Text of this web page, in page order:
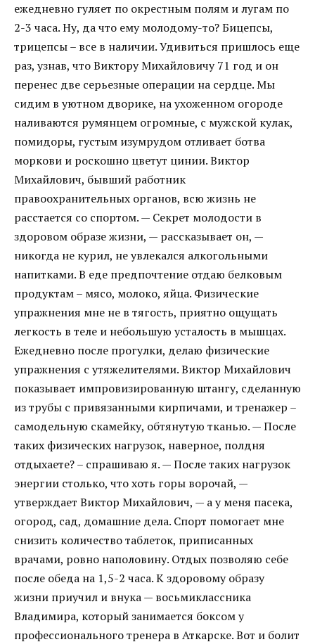
ежедневно гуляет по окрестным полям и лугам по
2-3 часа. Ну, да что ему молодому-то? Бицепсы,
трицепсы – все в наличии. Удивиться пришлось еще
раз, узнав, что Виктору Михайловичу 71 год и он
перенес две серьезные операции на сердце. Мы
сидим в уютном дворике, на ухоженном огороде
наливаются румянцем огромные, с мужской кулак,
помидоры, густым изумрудом отливает ботва
моркови и роскошно цветут цинии. Виктор
Михайлович, бывший работник
правоохранительных органов, всю жизнь не
расстается со спортом. — Секрет молодости в
здоровом образе жизни, — рассказывает он, —
никогда не курил, не увлекался алкогольными
напитками. В еде предпочтение отдаю белковым
продуктам – мясо, молоко, яйца. Физические
упражнения мне не в тягость, приятно ощущать
легкость в теле и небольшую усталость в мышцах.
Ежедневно после прогулки, делаю физические
упражнения с утяжелителями. Виктор Михайлович
показывает импровизированную штангу, сделанную
из трубы с привязанными кирпичами, и тренажер –
самодельную скамейку, обтянутую тканью. — После
таких физических нагрузок, наверное, полдня
отдыхаете? – спрашиваю я. — После таких нагрузок
энергии столько, что хоть горы ворочай, —
утверждает Виктор Михайлович, — а у меня пасека,
огород, сад, домашние дела. Спорт помогает мне
снизить количество таблеток, приписанных
врачами, ровно наполовину. Отдых позволяю себе
после обеда на 1,5-2 часа. К здоровому образу
жизни приучил и внука — восьмиклассника
Владимира, который занимается боксом у
профессионального тренера в Аткарске. Вот и болит